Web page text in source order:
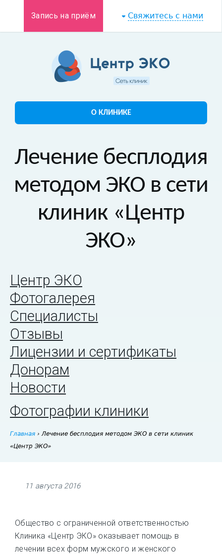
Свяжитесь с нами
Запись на приём
О КЛИНИКЕ
Лечение бесплодия
методом ЭКО в сети
клиник «Центр
ЭКО»
Центр ЭКО
Фотогалерея
Специалисты
Отзывы
Лицензии и сертификаты
Донорам
Новости
Фотографии клиники
Главная ›Лечение бесплодия методом ЭКО в сети клиник
«Центр ЭКО»
11 августа 2016
Общество с ограниченной ответственностью
Клиника «Центр ЭКО» оказывает помощь в
лечении всех форм мужского и женского